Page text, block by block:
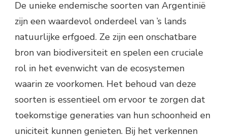
De unieke endemische soorten van Argentinië
zijn een waardevol onderdeel van ’s lands
natuurlijke erfgoed. Ze zijn een onschatbare
bron van biodiversiteit en spelen een cruciale
rol in het evenwicht van de ecosystemen
waarin ze voorkomen. Het behoud van deze
soorten is essentieel om ervoor te zorgen dat
toekomstige generaties van hun schoonheid en
uniciteit kunnen genieten. Bij het verkennen